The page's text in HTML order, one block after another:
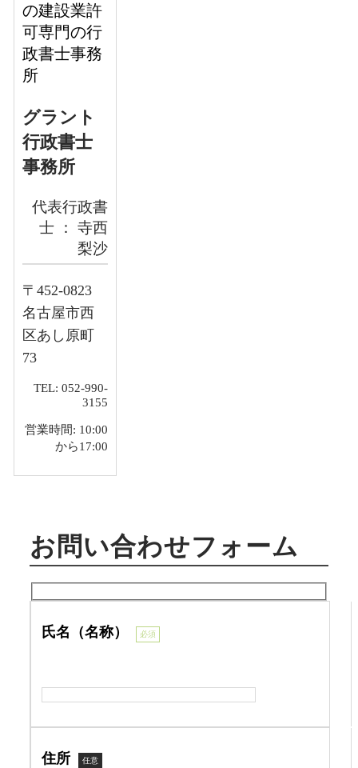
の建設業許
可専門の行
政書士事務
所
グラント
行政書士
事務所
代表行政書
士 ： 寺西
梨沙
〒452-0823
名古屋市西
区あし原町
73
TEL: 052-990-
3155
営業時間: 10:00
から17:00
お問い合わせフォーム
氏名（名称） 必須
住所 任意